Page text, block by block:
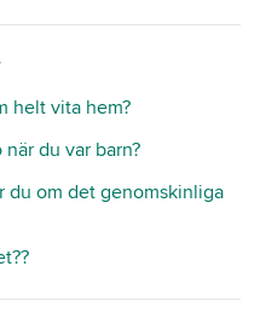
helt vita hem?
du var barn?
du om det genomskinliga